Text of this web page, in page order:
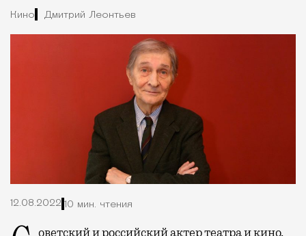
Кино Дмитрий Леонтьев
12.08.2022 10 мин. чтения